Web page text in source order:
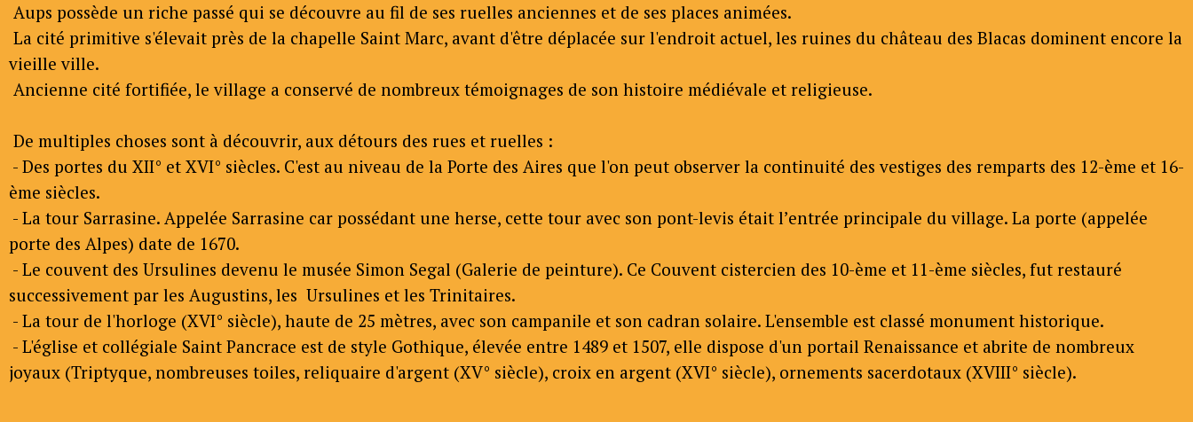
Aups possède un riche passé qui se découvre au fil de ses ruelles anciennes et de ses places animées.
La cité primitive s'élevait près de la chapelle Saint Marc, avant d'être déplacée sur l'endroit actuel, les ruines du château des Blacas dominent encore la
vieille ville.
Ancienne cité fortifiée, le village a conservé de nombreux témoignages de son histoire médiévale et religieuse.
De multiples choses sont à découvrir, aux détours des rues et ruelles :
- Des portes du XII° et XVI° siècles. C'est au niveau de la Porte des Aires que l'on peut observer la continuité des vestiges des remparts des 12-ème et 16-
ème siècles.
- La tour Sarrasine. Appelée Sarrasine car possédant une herse, cette tour avec son pont-levis était l’entrée principale du village. La porte (appelée
porte des Alpes) date de 1670.
- Le couvent des Ursulines devenu le musée Simon Segal (Galerie de peinture). Ce Couvent cistercien des 10-ème et 11-ème siècles, fut restauré
successivement par les Augustins, les Ursulines et les Trinitaires.
- La tour de l'horloge (XVI° siècle), haute de 25 mètres, avec son campanile et son cadran solaire. L'ensemble est classé monument historique.
- L'église et collégiale Saint Pancrace est de style Gothique, élevée entre 1489 et 1507, elle dispose d'un portail Renaissance et abrite de nombreux
joyaux (Triptyque, nombreuses toiles, reliquaire d'argent (XV° siècle), croix en argent (XVI° siècle), ornements sacerdotaux (XVIII° siècle).